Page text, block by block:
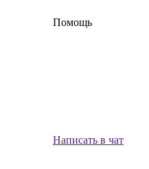
Помощь
Написать в чат